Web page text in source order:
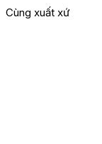
Cùng xuất xứ